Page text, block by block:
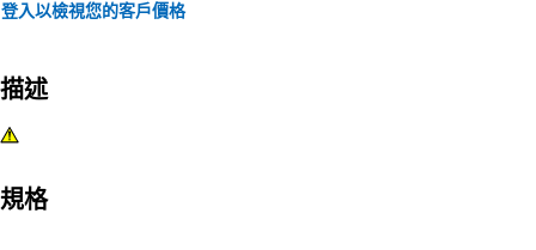
登入以檢視您的客戶價格
描述
規格